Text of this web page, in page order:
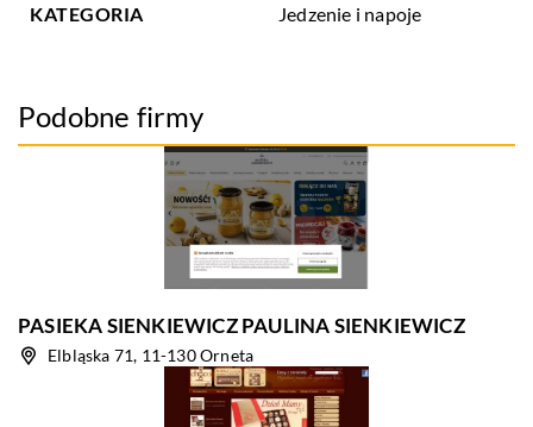
KATEGORIA Jedzenie i napoje
Podobne firmy
PASIEKA SIENKIEWICZ PAULINA SIENKIEWICZ
Elbląska 71, 11-130 Orneta